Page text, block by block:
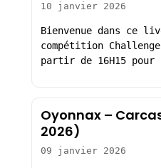
10 janvier 2026
Bienvenue dans ce
compétition
partir de 16H15 pour
Oyonnax –
2026)
09 janvier 2026